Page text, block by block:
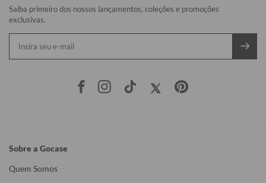
Saiba primeiro dos nossos lançamentos, coleções e promoções
exclusivas.
Sobre a Gocase
Quem Somos